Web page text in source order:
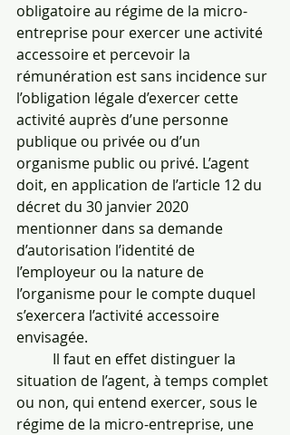
obligatoire au régime de la micro-
entreprise pour exercer une activité
accessoire et percevoir la
rémunération est sans incidence sur
l’obligation légale d’exercer cette
activité auprès d’une personne
publique ou privée ou d’un
organisme public ou privé. L’agent
doit, en application de l’article 12 du
décret du 30 janvier 2020
mentionner dans sa demande
d’autorisation l’identité de
l’employeur ou la nature de
l’organisme pour le compte duquel
s’exercera l’activité accessoire
envisagée.
Il faut en effet distinguer la
situation de l’agent, à temps complet
ou non, qui entend exercer, sous le
régime de la micro-entreprise, une